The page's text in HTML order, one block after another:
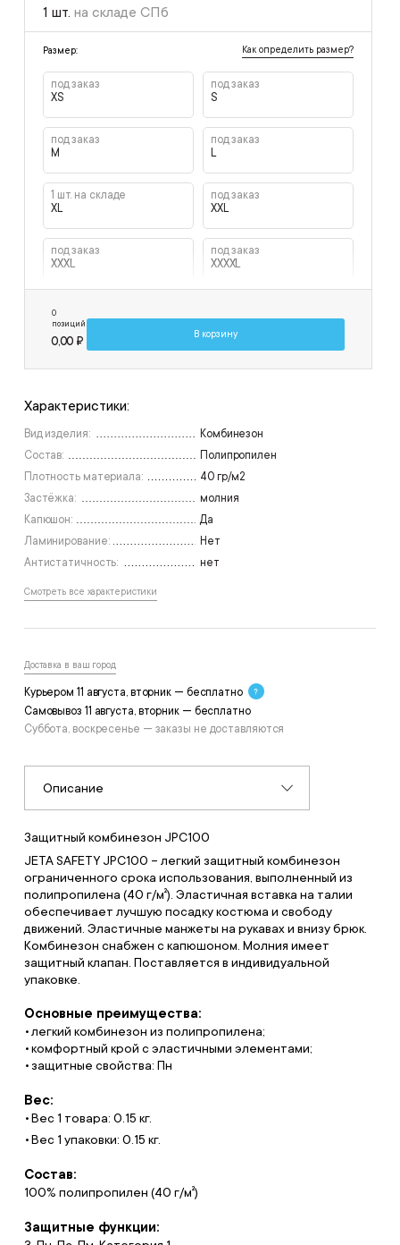
1 шт. на складе СПб
Размер: Как определить размер?
под заказ
XS
под заказ
S
под заказ
M
под заказ
1 шт. на складе
XL
под заказ
XXL
под заказ
XXXL
под заказ
XXXXL
XXXXXL
0
позиций
0,00 ₽
В корзину
Характеристики:
Вид изделия:
Комбинезон
Состав:
Полипропилен
Плотность материала:
40 гр/м2
Застёжка:
молния
Капюшон:
Да
Ламинирование:
Нет
Антистатичность:
нет
Смотреть все характеристики
Доставка в ваш город
Курьером 11 августа, вторник — бесплатно
Самовывоз 11 августа, вторник — бесплатно
Суббота, воскресенье — заказы не доставляются
Описание
Защитный комбинезон JPC100
JETA SAFETY JPC100 – легкий защитный комбинезон
ограниченного срока использования, выполненный из
полипропилена (40 г/м²). Эластичная вставка на талии
обеспечивает лучшую посадку костюма и свободу
движений. Эластичные манжеты на рукавах и внизу брюк.
Комбинезон снабжен с капюшоном. Молния имеет
защитный клапан. Поставляется в индивидуальной
упаковке.
Основные преимущества:
легкий комбинезон из полипропилена;
комфортный крой с эластичными элементами;
защитные свойства: Пн
Вес:
Вес 1 товара: 0.15 кг.
Вес 1 упаковки: 0.15 кг.
Состав:
100% полипропилен (40 г/м²)
Защитные функции: